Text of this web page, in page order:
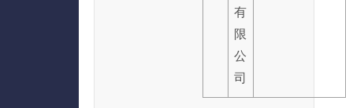
有
限
公
司